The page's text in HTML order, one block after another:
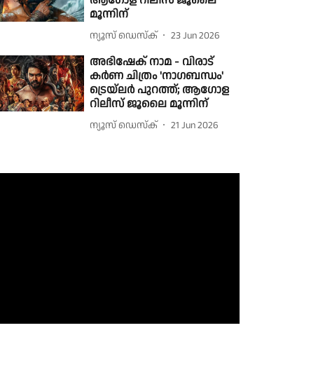
മൂന്നിന്
ന്യൂസ് ഡെസ്ക് 23 Jun 2026
അഭിഷേക് നാമ - വിരാട്
കർണ ചിത്രം 'നാഗബന്ധം'
ട്രെയ്‌ലർ പുറത്ത്; ആഗോള
റിലീസ് ജൂലൈ മൂന്നിന്
ന്യൂസ് ഡെസ്ക് 21 Jun 2026